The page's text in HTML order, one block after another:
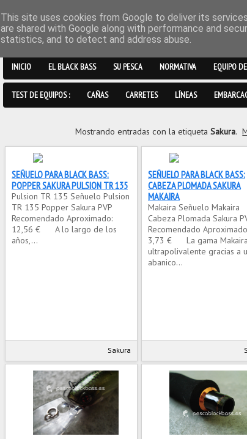
INICIO EL BLACK BASS SU PESCA NORMATIVA EQUIPO
TEST DE EQUIPOS : CAÑAS CARRETES LÍNEAS
Mostrando entradas con la etiqueta Sakura.
SEÑUELO PARA BLACK BASS:
POPPER SAKURA PULSION TR 135
Pulsion TR 135 Señuelo Pulsion
TR 135 Popper Sakura PVP
Recomendado Aproximado:
12,56 € A lo largo de los
años,...
Sakura
SEÑUELO PARA BLACK BASS:
CABEZA PLOMADA SAKURA
MAKAIRA
Makaira Señuelo Makaira
Cabeza Plomada Sakura
Recomendado
3,73 € La gama
ultrapolivalente gracias a
abanico...
This site uses cookies from Google to deliver its
are shared with Google along with performance and
statistics, and to detect and address abuse.